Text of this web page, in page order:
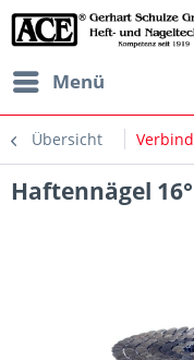
Menü
Übersicht
Haftennägel